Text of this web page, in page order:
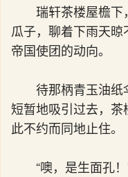
瑞轩茶楼屋檐
瓜子，聊着下雨天
帝国使团的动向。
待那柄青玉油
短暂地吸引过去，
此不约而同地止住。
“噢，是生面孔！